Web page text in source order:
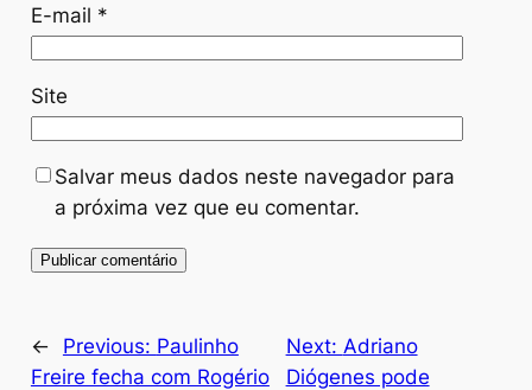
E-mail *
Site
Salvar meus dados neste navegador para
a próxima vez que eu comentar.
← Previous: Paulinho
Freire fecha com Rogério
Next: Adriano
Diógenes pode